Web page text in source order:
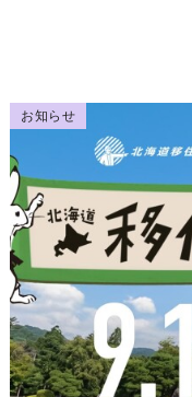
お知らせ